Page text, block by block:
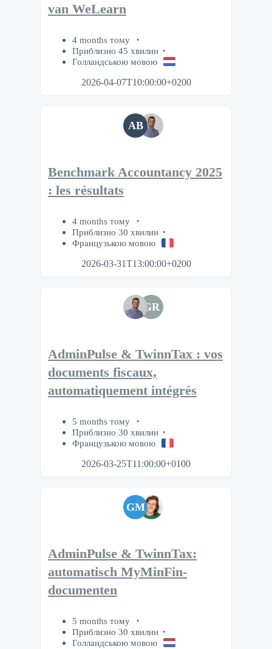
van WeLearn
4 months тому
Приблизно 45 хвилин
Голландською мовою
2026-04-07T10:00:00+0200
AB
Benchmark Accountancy 2025
: les résultats
4 months тому
Приблизно 30 хвилин
Французькою мовою
2026-03-31T13:00:00+0200
GR
AdminPulse & TwinnTax : vos
documents fiscaux,
automatiquement intégrés
5 months тому
Приблизно 30 хвилин
Французькою мовою
2026-03-25T11:00:00+0100
GM
AdminPulse & TwinnTax:
automatisch MyMinFin-
documenten
5 months тому
Приблизно 30 хвилин
Голландською мовою